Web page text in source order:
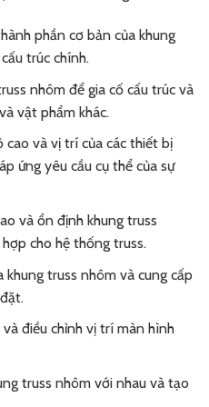
phần cơ bản của khung
trúc chính.
nhôm để gia cố cấu trúc và
vật phẩm khác.
cao và vị trí của các thiết bị
ứng yêu cầu cụ thể của sự
và ổn định khung truss
cho hệ thống truss.
khung truss nhôm và cung cấp
và điều chỉnh vị trí màn hình
truss nhôm với nhau và tạo